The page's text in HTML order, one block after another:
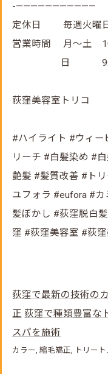
-———————————
定休日 毎週火曜日
営業時間 月～土
日 9:00～
荻窪美容室トリコ
#ハイライト #ウィ
リーチ #白髪染め #
艶髪 #髪質改善 #ト
ユフォラ #eufora #
髪ぼかし #荻窪脱白
窪 #荻窪美容室 #荻
荻窪で最新の技術の
正 荻窪で種類豊富な
スパを施術
カラー 縮毛矯正 トリー